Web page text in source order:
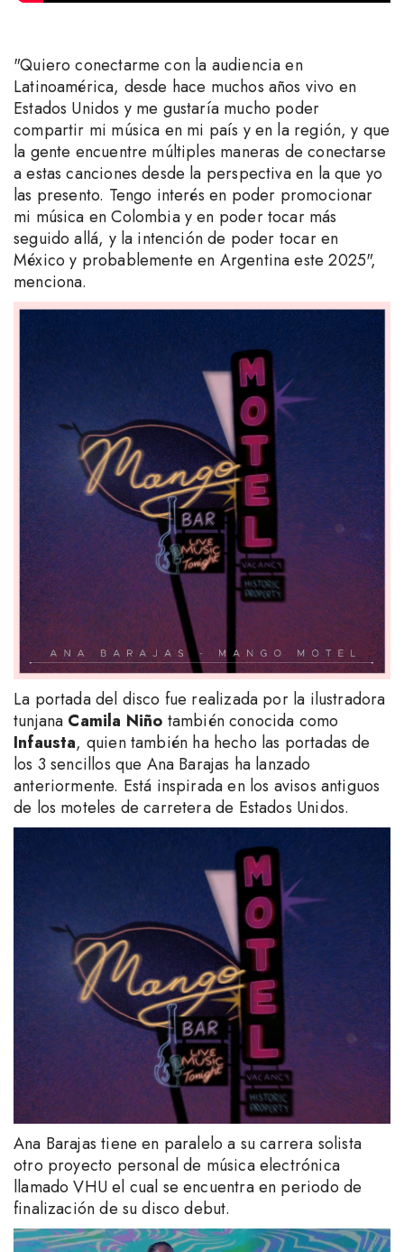
"Quiero conectarme con la audiencia en
Latinoamérica, desde hace muchos años vivo en
Estados Unidos y me gustaría mucho poder
compartir mi música en mi país y en la región, y que
la gente encuentre múltiples maneras de conectarse
a estas canciones desde la perspectiva en la que yo
las presento. Tengo interés en poder promocionar
mi música en Colombia y en poder tocar más
seguido allá, y la intención de poder tocar en
México y probablemente en Argentina este 2025",
menciona.
La portada del disco fue realizada por la ilustradora
tunjana Camila Niño también conocida como
Infausta, quien también ha hecho las portadas de
los 3 sencillos que Ana Barajas ha lanzado
anteriormente. Está inspirada en los avisos antiguos
de los moteles de carretera de Estados Unidos.
Ana Barajas tiene en paralelo a su carrera solista
otro proyecto personal de música electrónica
llamado VHU el cual se encuentra en periodo de
finalización de su disco debut.